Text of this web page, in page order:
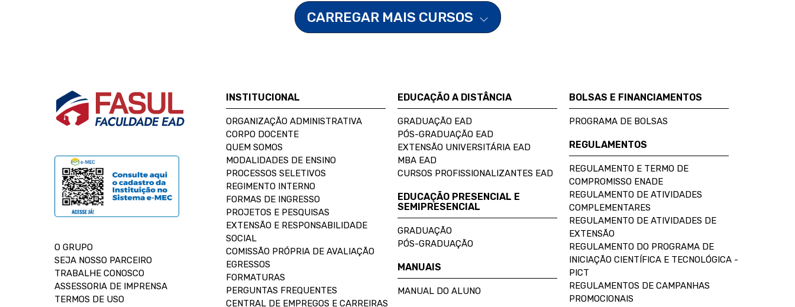
CARREGAR MAIS CURSOS
O GRUPO
SEJA NOSSO PARCEIRO
TRABALHE CONOSCO
ASSESSORIA DE IMPRENSA
TERMOS DE USO
INSTITUCIONAL
ORGANIZAÇÃO ADMINISTRATIVA
CORPO DOCENTE
QUEM SOMOS
MODALIDADES DE ENSINO
PROCESSOS SELETIVOS
REGIMENTO INTERNO
FORMAS DE INGRESSO
PROJETOS E PESQUISAS
EXTENSÃO E RESPONSABILIDADE
SOCIAL
COMISSÃO PRÓPRIA DE AVALIAÇÃO
EGRESSOS
FORMATURAS
PERGUNTAS FREQUENTES
CENTRAL DE EMPREGOS E CARREIRAS
EDUCAÇÃO A DISTÂNCIA
GRADUAÇÃO EAD
PÓS-GRADUAÇÃO EAD
EXTENSÃO UNIVERSITÁRIA EAD
MBA EAD
CURSOS PROFISSIONALIZANTES EAD
EDUCAÇÃO PRESENCIAL E
SEMIPRESENCIAL
GRADUAÇÃO
PÓS-GRADUAÇÃO
MANUAIS
MANUAL DO ALUNO
BOLSAS E FINANCIAMENTOS
PROGRAMA DE BOLSAS
REGULAMENTOS
REGULAMENTO E TERMO DE
COMPROMISSO ENADE
REGULAMENTO DE ATIVIDADES
COMPLEMENTARES
REGULAMENTO DE ATIVIDADES DE
EXTENSÃO
REGULAMENTO DO PROGRAMA DE
INICIAÇÃO CIENTÍFICA E TECNOLÓGICA -
PICT
REGULAMENTOS DE CAMPANHAS
PROMOCIONAIS